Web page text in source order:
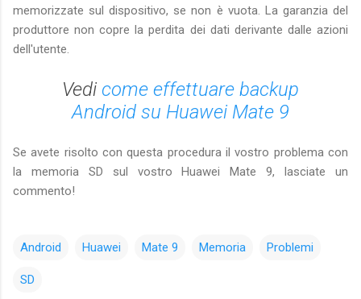
memorizzate sul dispositivo, se non è vuota. La garanzia del
produttore non copre la perdita dei dati derivante dalle azioni
dell'utente.
Vedi come effettuare backup
Android su Huawei Mate 9
Se avete risolto con questa procedura il vostro problema con
la memoria SD sul vostro Huawei Mate 9, lasciate un
commento!
Android Huawei Mate 9 Memoria Problemi
SD